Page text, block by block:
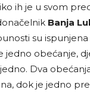
ih je u svom
Banja
su ispunjena
jedno obećanje,
Dva
dok je jedno